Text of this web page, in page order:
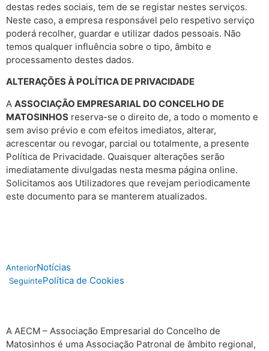
destas redes sociais, tem de se registar nestes serviços.
Neste caso, a empresa responsável pelo respetivo serviço
poderá recolher, guardar e utilizar dados pessoais. Não
temos qualquer influência sobre o tipo, âmbito e
processamento destes dados.
ALTERAÇÕES À POLÍTICA DE PRIVACIDADE
A ASSOCIAÇÃO EMPRESARIAL DO CONCELHO DE
MATOSINHOS reserva-se o direito de, a todo o momento e
sem aviso prévio e com efeitos imediatos, alterar,
acrescentar ou revogar, parcial ou totalmente, a presente
Política de Privacidade. Quaisquer alterações serão
imediatamente divulgadas nesta mesma página online.
Solicitamos aos Utilizadores que revejam periodicamente
este documento para se manterem atualizados.
AnteriorNotícias
SeguintePolítica de Cookies
A AECM – Associação Empresarial do Concelho de
Matosinhos é uma Associação Patronal de âmbito regional,